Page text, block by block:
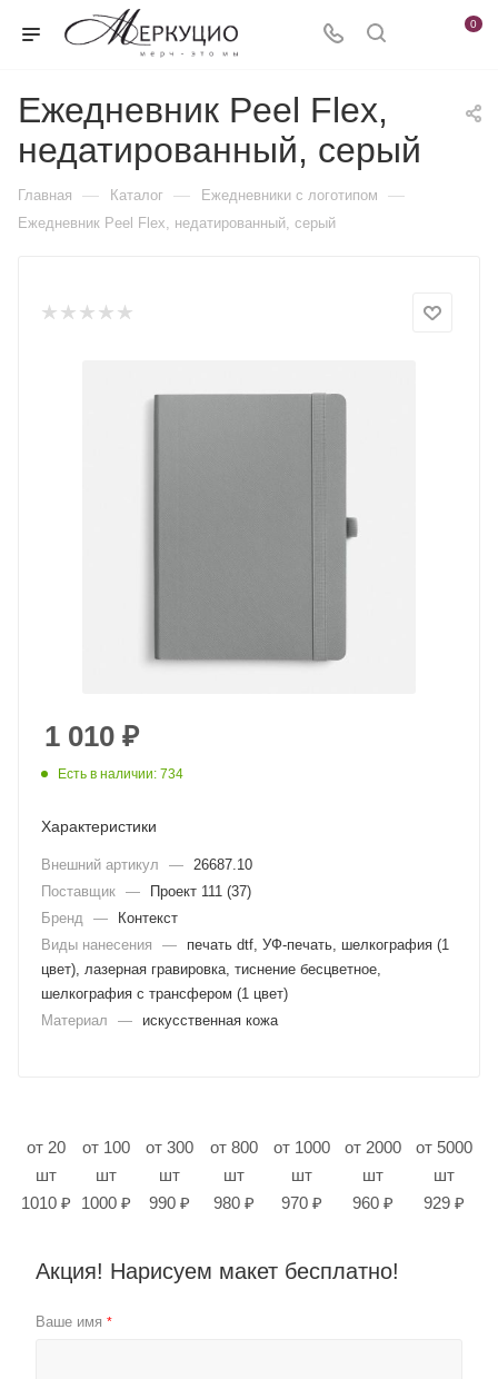
0
Ежедневник Peel Flex,
недатированный, серый
Главная — Каталог — Ежедневники c логотипом —
Ежедневник Peel Flex, недатированный, серый
1 010 ₽
Есть в наличии: 734
Характеристики
Внешний артикул —
26687.10
Поставщик —
Проект 111 (37)
Бренд
—
Контекст
Виды нанесения
—
печать dtf, УФ-печать, шелкография (1
цвет), лазерная гравировка, тиснение бесцветное,
шелкография с трансфером (1 цвет)
Материал
— искусственная кожа
от 20
шт
1010 ₽
от 100
шт
1000 ₽
от 300
шт
990 ₽
от 800
шт
980 ₽
от 1000
шт
970 ₽
от 2000
шт
960 ₽
от 5000
шт
929 ₽
Акция! Нарисуем макет бесплатно!
Ваше имя *